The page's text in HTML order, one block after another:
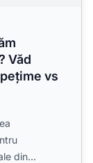
Văd
vs
din